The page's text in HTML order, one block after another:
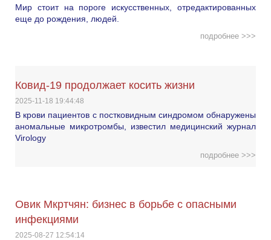
Мир стоит на пороге искусственных, отредактированных
еще до рождения, людей.
подробнее >>>
Ковид-19 продолжает косить жизни
2025-11-18 19:44:48
В крови пациентов с постковидным синдромом обнаружены
аномальные микротромбы, известил медицинский журнал
Virology
подробнее >>>
Овик Мкртчян: бизнес в борьбе с опасными
инфекциями
2025-08-27 12:54:14